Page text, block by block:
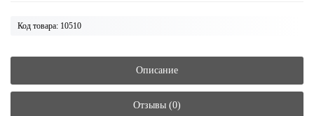
Код товара: 10510
Описание
Отзывы (0)